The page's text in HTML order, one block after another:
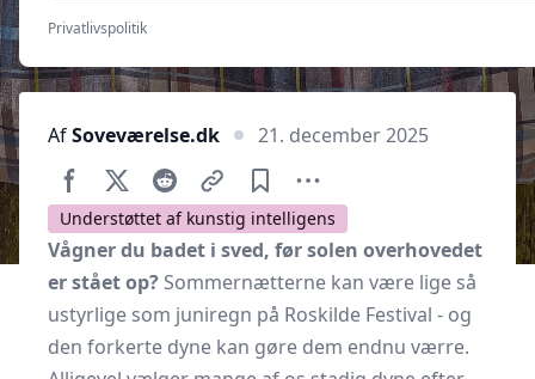
AfSoveværelse.dk 21. december 2025
Understøttet af kunstig intelligens
Vågner du badet i sved, før solen overhovedet
er stået op? Sommernætterne kan være lige så
ustyrlige som juniregn på Roskilde Festival - og
den forkerte dyne kan gøre dem endnu værre.
Privatlivspolitik